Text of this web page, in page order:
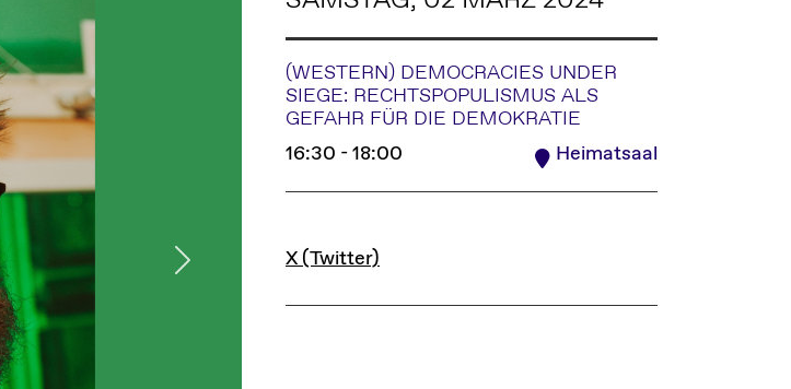
Next
(WESTERN) DEMOCRACIES UNDER
SIEGE: RECHTSPOPULISMUS ALS
GEFAHR FÜR DIE DEMOKRATIE
16:30 - 18:00
Heimatsaal
LINKS
X (Twitter)